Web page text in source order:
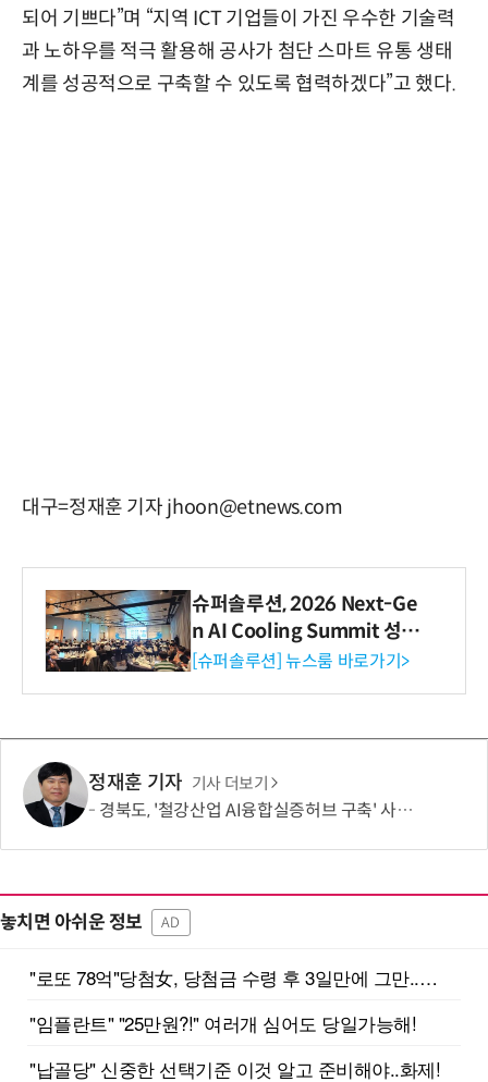
되어 기쁘다”며 “지역 ICT 기업들이 가진 우수한 기술력
과 노하우를 적극 활용해 공사가 첨단 스마트 유통 생태
계를 성공적으로 구축할 수 있도록 협력하겠다”고 했다.
대구=정재훈 기자 jhoon@etnews.com
슈퍼솔루션, 2026 Next-Ge
n AI Cooling Summit 성황
리 성료
[슈퍼솔루션] 뉴스룸 바로가기>
정재훈 기자 기사 더보기
경북도, '철강산업 AI융합실증허브 구축' 사업 선정
놓치면 아쉬운 정보 AD